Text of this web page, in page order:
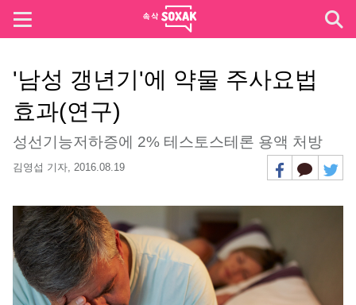
'남성 갱년기'에 약물 주사요법
효과(연구)
성선기능저하증에 2% 테스토스테론 용액 처방
김영섭 기자, 2016.08.19